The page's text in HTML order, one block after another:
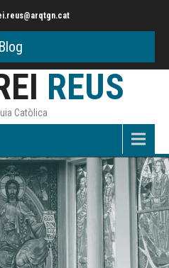
Blog
REUS
Catòlica